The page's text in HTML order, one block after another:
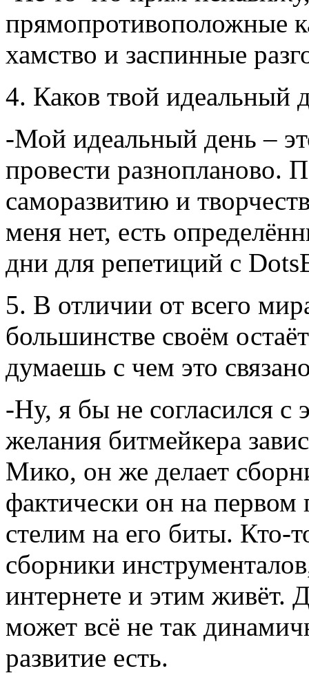
прямопротивоположные
хамство и заспинные
4. Каков твой идеальный
-Мой идеальный день –
провести разнопланово.
саморазвитию и
меня нет, есть
дни для репетиций с
5. В отличии от всего
большинстве своём
думаешь с чем это
-Ну, я бы не согласился с
желания битмейкера
Мико, он же делает
фактически он на
стелим на его биты. Кто-
сборники
интернете и этим живёт.
может всё не так
развитие есть.